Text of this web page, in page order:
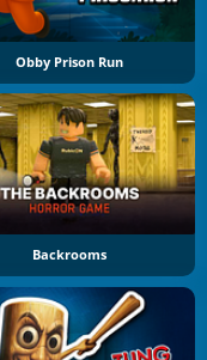
Obby Prison Run
Backrooms